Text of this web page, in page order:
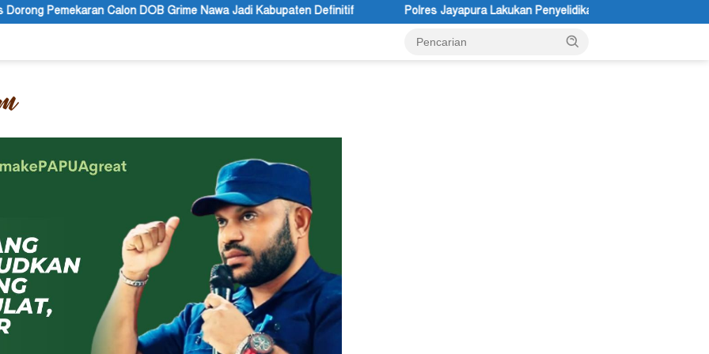
Grime Nawa Jadi Kabupaten Definitif Polres Jayapura Lakukan Penyelidikan Pasca Keracunan Akibat Dugaan Menu MBG di